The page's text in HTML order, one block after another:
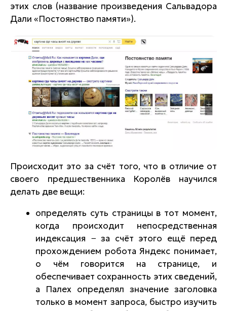
этих слов (название произведения Сальвадора
Дали «Постоянство памяти»).
Происходит это за счёт того, что в отличие от
своего предшественника Королёв научился
делать две вещи:
определять суть страницы в тот момент,
когда происходит непосредственная
индексация − за счёт этого ещё перед
прохождением робота Яндекс понимает,
о чём говорится на странице, и
обеспечивает сохранность этих сведений,
а Палех определял значение заголовка
только в момент запроса, быстро изучить